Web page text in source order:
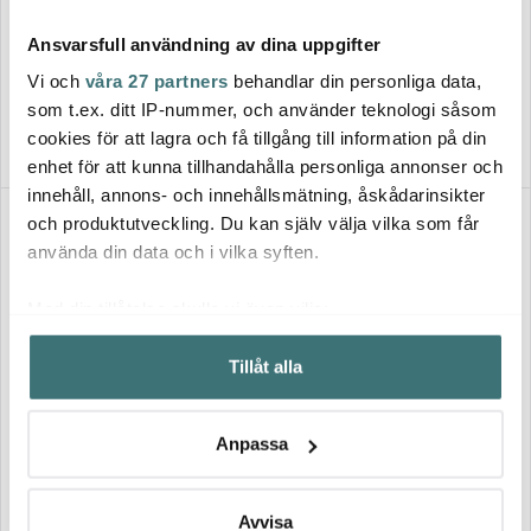
Ansvarsfull användning av dina uppgifter
Vi och våra 27 partners behandlar din personliga data,
som t.ex. ditt IP-nummer, och använder teknologi såsom
cookies för att lagra och få tillgång till information på din
enhet för att kunna tillhandahålla personliga annonser och
innehåll, annons- och innehållsmätning, åskådarinsikter
och produktutveckling. Du kan själv välja vilka som får
använda din data och i vilka syften.
Samla in information om din geografiska plats som
kan ha en noggrannhet på upp till flera meter
Identifiera din enhet genom att aktivt skanna den för
Ta reda på mer om hur dina personliga uppgifter
Du kan ändra eller dra tillbaka ditt samtycke när som
Tillåt alla
Anpassa
Avvisa
klar
489 kr 699 kr
I lager
pepparkvarn 18 cm klar
1249 kr
I lager
Cole & Mason
1249 kr